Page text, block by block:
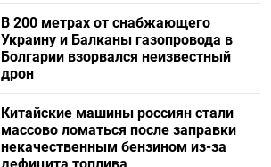
В 200 метрах от снабжающего
Украину и Балканы газопровода в
Болгарии взорвался неизвестный
дрон
Китайские машины россиян стали
массово ломаться после заправки
некачественным бензином из-за